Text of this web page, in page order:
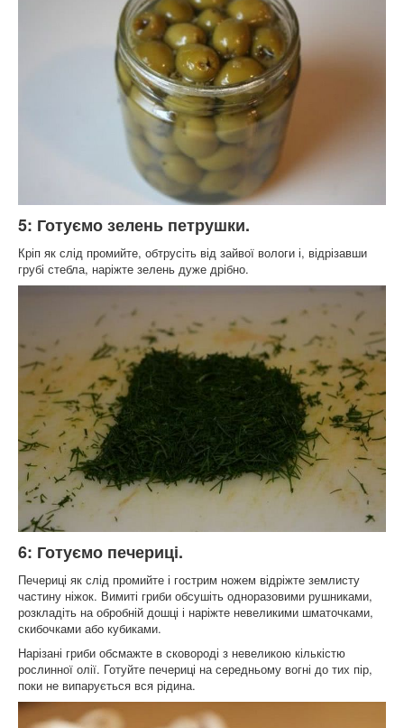
5: Готуємо зелень петрушки.
Кріп як слід промийте, обтрусіть від зайвої вологи і, відрізавши
грубі стебла, наріжте зелень дуже дрібно.
6: Готуємо печериці.
Печериці як слід промийте і гострим ножем відріжте землисту
частину ніжок. Вимиті гриби обсушіть одноразовими рушниками,
розкладіть на обробній дошці і наріжте невеликими шматочками,
скибочками або кубиками.
Нарізані гриби обсмажте в сковороді з невеликою кількістю
рослинної олії. Готуйте печериці на середньому вогні до тих пір,
поки не випарується вся рідина.